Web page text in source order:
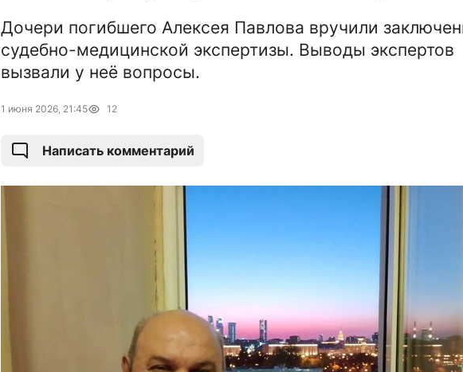
Дочери погибшего Алексея Павлова вручили
судебно-медицинской экспертизы. Выводы экспертов
вызвали у неё вопросы.
1 июня 2026, 21:45 12
Написать комментарий